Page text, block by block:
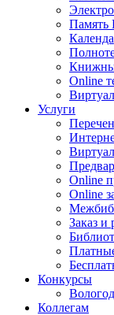
Память
Online
Услуги
Online
Online
Заказ и
Конкурсы
Коллегам